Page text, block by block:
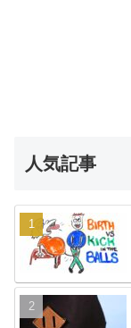
人気記事